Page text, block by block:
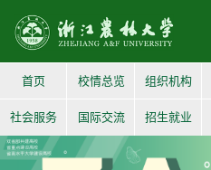
首页 校情总览 组织机构
社会服务 国际交流 招生就业